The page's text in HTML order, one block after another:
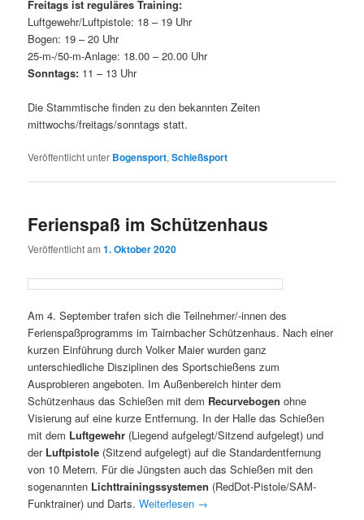
Freitags ist reguläres Training:
Luftgewehr/Luftpistole: 18 – 19 Uhr
Bogen: 19 – 20 Uhr
25-m-/50-m-Anlage: 18.00 – 20.00 Uhr
Sonntags: 11 – 13 Uhr
Die Stammtische finden zu den bekannten Zeiten
mittwochs/freitags/sonntags statt.
Veröffentlicht unter Bogensport,Schießsport
Ferienspaß im Schützenhaus
Veröffentlicht am1. Oktober 2020
Am 4. September trafen sich die Teilnehmer/-innen des
Ferienspaßprogramms im Tairnbacher Schützenhaus. Nach einer
kurzen Einführung durch Volker Maier wurden ganz
unterschiedliche Disziplinen des Sportschießens zum
Ausprobieren angeboten. Im Außenbereich hinter dem
Schützenhaus das Schießen mit dem Recurvebogen ohne
Visierung auf eine kurze Entfernung. In der Halle das Schießen
mit dem Luftgewehr (Liegend aufgelegt/Sitzend aufgelegt) und
der Luftpistole (Sitzend aufgelegt) auf die Standardentfernung
von 10 Metern. Für die Jüngsten auch das Schießen mit den
sogenannten Lichttrainingssystemen (RedDot-Pistole/SAM-
Funktrainer) und Darts.Weiterlesen →